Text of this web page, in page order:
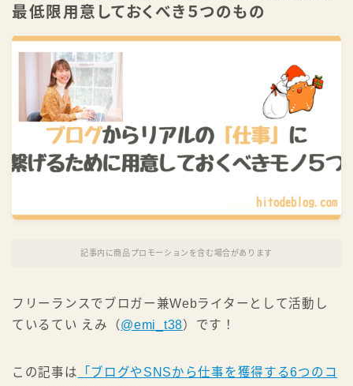
祝・書籍化！ 本で学ぶ 公式LINEで学ぶ
最低限用意しておくべき５つのもの
記事内に商品プロモーションを含む場合があります
フリーランスでブロガー兼Webライターとして活動し
ているてい えみ（@emi_t38）です！
この記事は 「ブログやSNSから仕事を獲得する6つのコ